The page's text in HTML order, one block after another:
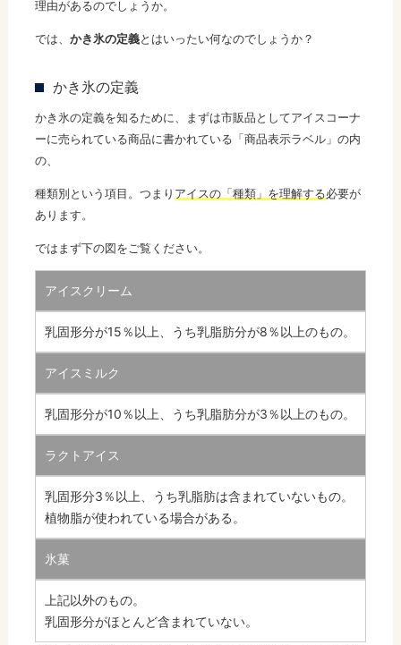
理由があるのでしょうか。
では、 かき氷の定義とはいったい何なのでしょうか？
かき氷の定義
かき氷の定義を知るために、まずは市販品としてアイスコーナ
ーに売られている商品に書かれている「商品表示ラベル」の内
の、
種類別という項目。つまり アイスの「種類」を理解する必要が
あります。
ではまず下の図をご覧ください。
アイスクリーム
乳固形分が15％以上、うち乳脂肪分が8％以上のもの。
アイスミルク
乳固形分が10％以上、うち乳脂肪分が3％以上のもの。
ラクトアイス
乳固形分3％以上、うち乳脂肪は含まれていないもの。
植物脂が使われている場合がある。
氷菓
上記以外のもの。
乳固形分がほとんど含まれていない。